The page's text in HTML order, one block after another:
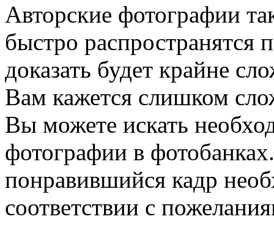
Авторские фотографии
быстро распространятся
доказать будет крайне
Вам кажется слишком
Вы можете искать
фотографии в
понравившийся кадр
соответствии с